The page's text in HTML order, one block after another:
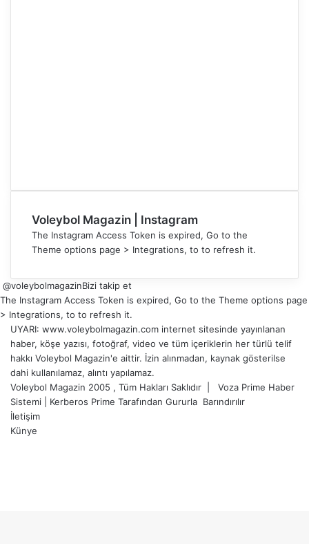
Voleybol Magazin | Instagram
The Instagram Access Token is expired, Go to the
Theme options page > Integrations, to to refresh it.
@voleybolmagazinBizi takip et
The Instagram Access Token is expired, Go to the Theme options page
> Integrations, to to refresh it.
UYARI: www.voleybolmagazin.com internet sitesinde yayınlanan
haber, köşe yazısı, fotoğraf, video ve tüm içeriklerin her türlü telif
hakkı Voleybol Magazin'e aittir. İzin alınmadan, kaynak gösterilse
dahi kullanılamaz, alıntı yapılamaz.
Voleybol Magazin 2005 , Tüm Hakları Saklıdır | Voza Prime Haber
Sistemi
Kerberos Prime Tarafından Gururla Barındırılır
İletişim
Künye